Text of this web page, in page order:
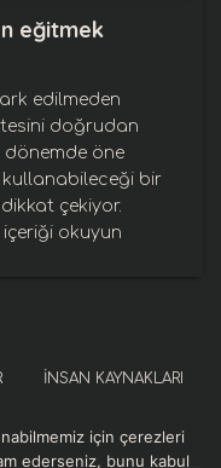
eğitmek
edilmeden
doğrudan
dönemde öne
kullanabileceği bir
çekiyor.
içeriği okuyun
İNSAN KAYNAKLARI
REFERANSLAR
için çerezleri
ederseniz, bunu kabul